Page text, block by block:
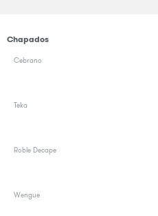
Chapados
Cebrano
Teka
Roble Decape
Wengue